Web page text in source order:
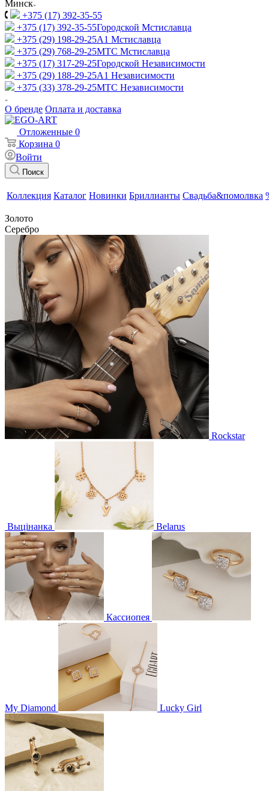
Минск
+375 (17) 392-35-55
+375 (17) 392-35-55Городской Мстиславца
+375 (29) 198-29-25A1 Мстиславца
+375 (29) 768-29-25МТС Мстиславца
+375 (17) 317-29-25Городской Независимости
+375 (29) 188-29-25A1 Независимости
+375 (33) 378-29-25МТС Независимости
О бренде Оплата и доставка
Отложенные 0
Корзина 0
Войти
Поиск
Коллекция Каталог Новинки Бриллианты Свадьба&помолвка
Золото
Серебро
Rockstar
Выцінанка Belarus
Кассиопея
My Diamond Lucky Girl